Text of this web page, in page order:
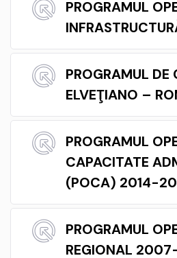
PROGRAMUL
PROGRAMUL DE
ELVEŢIANO –
PROGRAMUL
CAPACITATE
(POCA) 2014-
PROGRAMUL
REGIONAL